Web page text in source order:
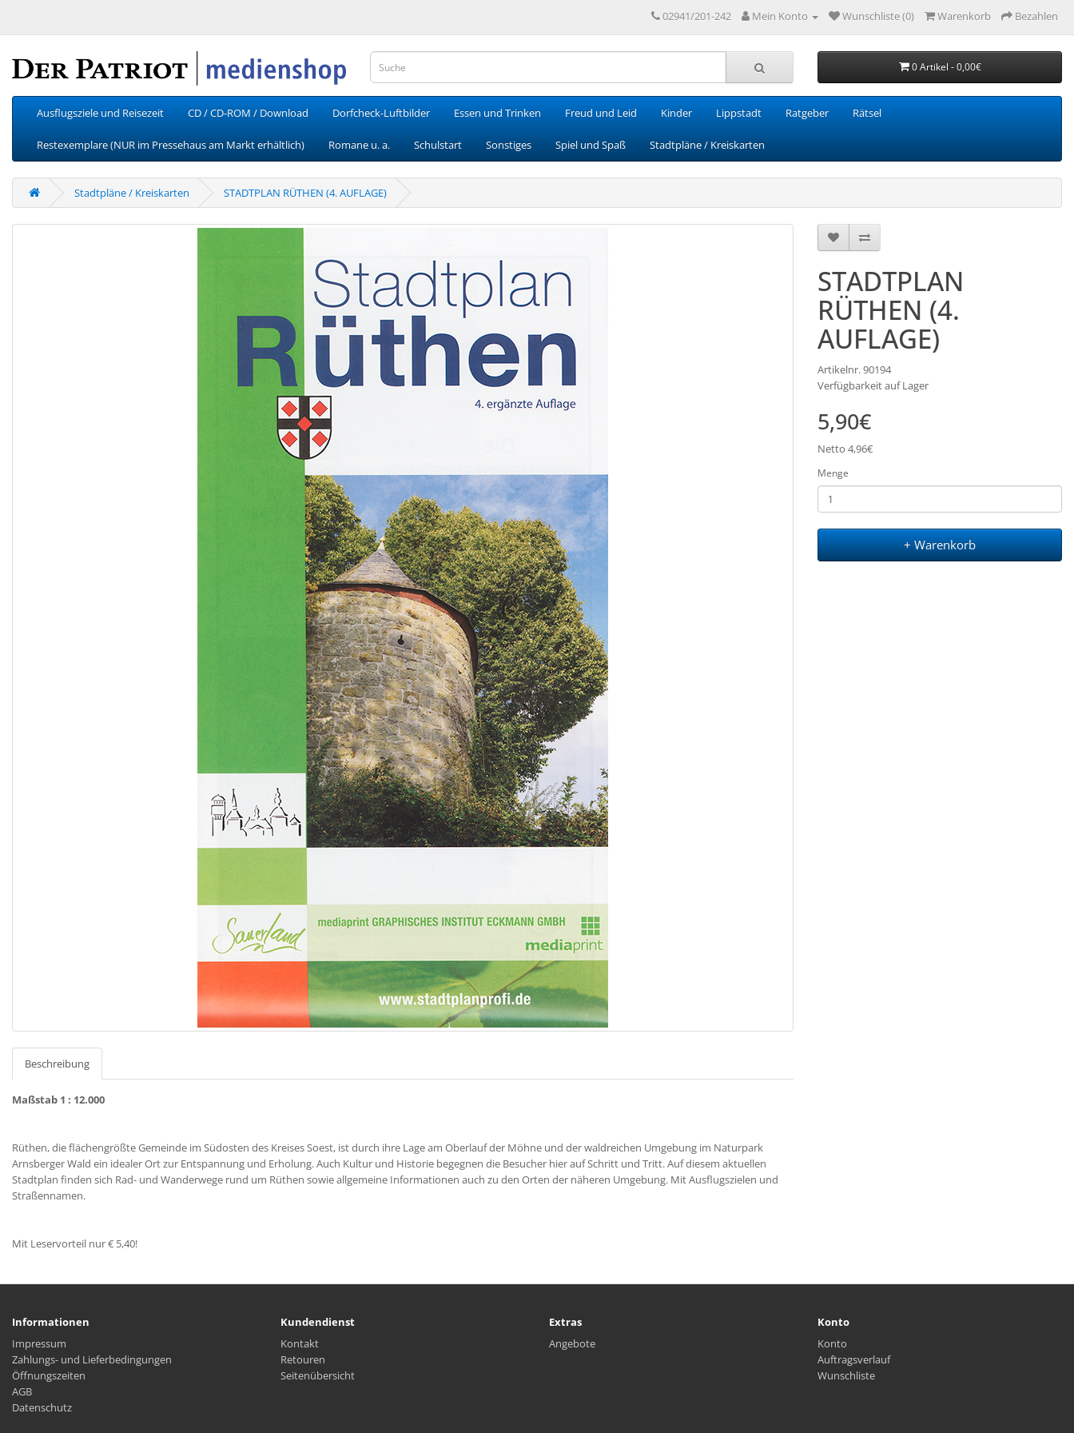
02941/201-242 Mein Konto Wunschliste (0) Warenkorb Bezahlen
0 Artikel - 0,00€
Ausflugsziele und Reisezeit CD / CD-ROM / Download Dorfcheck-Luftbilder Essen und Trinken Freud und Leid Kinder Lippstadt Ratgeber Rätsel
Restexemplare (NUR im Pressehaus am Markt erhältlich) Romane u. a. Schulstart Sonstiges Spiel und Spaß Stadtpläne / Kreiskarten
Stadtpläne / Kreiskarten STADTPLAN RÜTHEN (4. AUFLAGE)
Beschreibung
Maßstab 1 : 12.000
Rüthen, die flächengrößte Gemeinde im Südosten des Kreises Soest, ist durch ihre Lage am Oberlauf der Möhne und der waldreichen Umgebung im Naturpark
Arnsberger Wald ein idealer Ort zur Entspannung und Erholung. Auch Kultur und Historie begegnen die Besucher hier auf Schritt und Tritt. Auf diesem aktuellen
Stadtplan finden sich Rad- und Wanderwege rund um Rüthen sowie allgemeine Informationen auch zu den Orten der näheren Umgebung. Mit Ausflugszielen und
Straßennamen.
Mit Leservorteil nur € 5,40!
STADTPLAN
RÜTHEN (4.
AUFLAGE)
Artikelnr. 90194
Verfügbarkeit auf Lager
5,90€
Netto 4,96€
Menge
+ Warenkorb
Informationen
Impressum
Zahlungs- und Lieferbedingungen
Öffnungszeiten
AGB
Datenschutz
Kundendienst
Kontakt
Retouren
Seitenübersicht
Extras
Angebote
Konto
Konto
Auftragsverlauf
Wunschliste